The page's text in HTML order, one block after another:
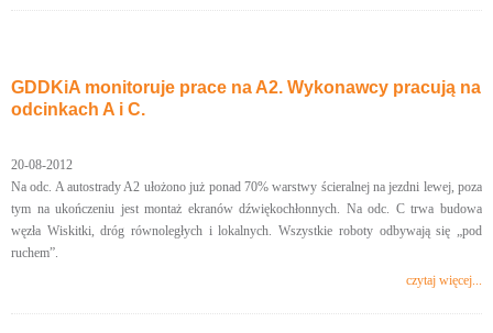
GDDKiA monitoruje prace na A2. Wykonawcy pracują na
odcinkach A i C.
20-08-2012
Na odc. A autostrady A2 ułożono już ponad 70% warstwy ścieralnej na jezdni lewej, poza
tym na ukończeniu jest montaż ekranów dźwiękochłonnych. Na odc. C trwa budowa
węzła Wiskitki, dróg równoległych i lokalnych. Wszystkie roboty odbywają się „pod
ruchem”.
czytaj więcej...